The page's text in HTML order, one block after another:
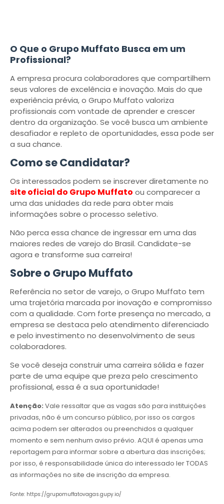
O Que o Grupo Muffato Busca em um
Profissional?
A empresa procura colaboradores que compartilhem
seus valores de excelência e inovação. Mais do que
experiência prévia, o Grupo Muffato valoriza
profissionais com vontade de aprender e crescer
dentro da organização. Se você busca um ambiente
desafiador e repleto de oportunidades, essa pode ser
a sua chance.
Como se Candidatar?
Os interessados podem se inscrever diretamente no
site oficial do Grupo Muffato ou comparecer a
uma das unidades da rede para obter mais
informações sobre o processo seletivo.
Não perca essa chance de ingressar em uma das
maiores redes de varejo do Brasil. Candidate-se
agora e transforme sua carreira!
Sobre o Grupo Muffato
Referência no setor de varejo, o Grupo Muffato tem
uma trajetória marcada por inovação e compromisso
com a qualidade. Com forte presença no mercado, a
empresa se destaca pelo atendimento diferenciado
e pelo investimento no desenvolvimento de seus
colaboradores.
Se você deseja construir uma carreira sólida e fazer
parte de uma equipe que preza pelo crescimento
profissional, essa é a sua oportunidade!
Atenção: Vale ressaltar que as vagas são para instituições
privadas, não é um concurso público, por isso os cargos
acima podem ser alterados ou preenchidos a qualquer
momento e sem nenhum aviso prévio. AQUI é apenas uma
reportagem para informar sobre a abertura das inscrições;
por isso, é responsabilidade única do interessado ler TODAS
as informações no site de inscrição da empresa.
Fonte: https://grupomuffatovagas.gupy.io/